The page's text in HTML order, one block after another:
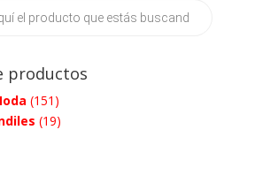
productos
(151)
(19)